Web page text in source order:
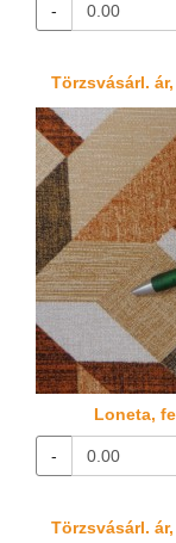
-
Törzsvásárl.
Loneta,
-
Törzsvásárl.